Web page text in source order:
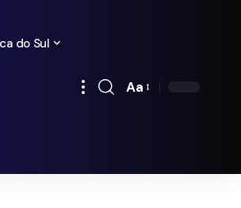
do Sul
Aa